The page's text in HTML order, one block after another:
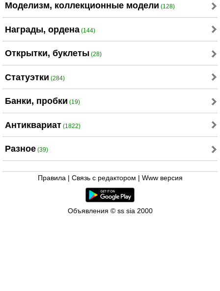
Моделизм, коллекционные модели (128)
Награды, ордена (144)
Открытки, буклеты (28)
Статуэтки (284)
Банки, пробки (19)
Aнтиквариат (1822)
Разное (39)
Правила Связь с редактором Www версия
Объявления © ss sia 2000